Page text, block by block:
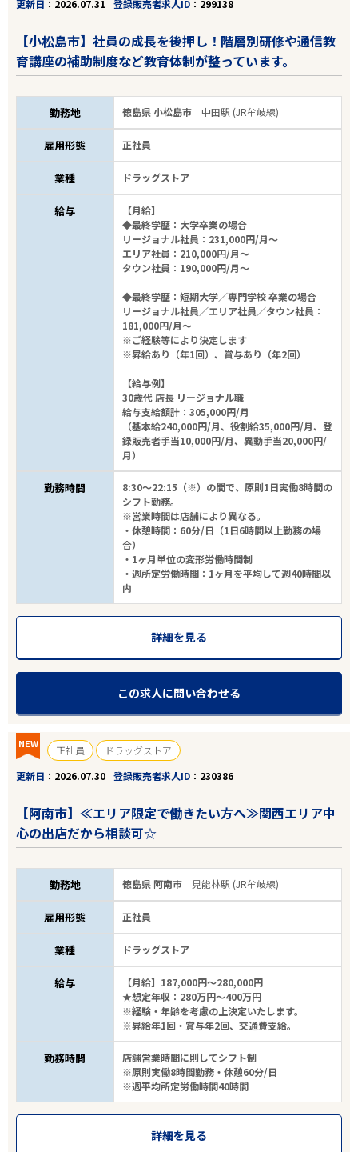
更新日 2026.07.31 登録販売者求人ID 299138
【小松島市】社員の成長を後押し！階層別研修や通信教
育講座の補助制度など教育体制が整っています。
勤務地 徳島県 小松島市 中田駅 (JR牟岐線)
雇用形態 正社員
業種 ドラッグストア
給与
【月給】
◆最終学歴：大学卒業の場合
リージョナル社員：231,000円/月～
エリア社員：210,000円/月～
タウン社員：190,000円/月～
◆最終学歴：短期大学／専門学校 卒業の場合
リージョナル社員／エリア社員／タウン社員：
181,000円/月～
※ご経験等により決定します
※昇給あり（年1回）、賞与あり（年2回）
【給与例】
30歳代 店長 リージョナル職
給与支給額計：305,000円/月
（基本給240,000円/月、役割給35,000円/月、登
録販売者手当10,000円/月、異動手当20,000円/
月）
勤務時間
8:30～22:15（※）の間で、原則1日実働8時間の
シフト勤務。
※営業時間は店舗により異なる。
・休憩時間：60分/日（1日6時間以上勤務の場
合）
・1ヶ月単位の変形労働時間制
・週所定労働時間：1ヶ月を平均して週40時間以
内
詳細を見る
この求人に問い合わせる
NEW 正社員
ドラッグストア
更新日
2026.07.30 登録販売者求人ID 230386
【阿南市】≪エリア限定で働きたい方へ≫関西エリア中
心の出店だから相談可☆
勤務地 徳島県 阿南市 見能林駅 (JR牟岐線)
雇用形態 正社員
業種 ドラッグストア
給与
【月給】187,000円～280,000円
★想定年収：280万円～400万円
※経験・年齢を考慮の上決定いたします。
※昇給年1回・賞与年2回、交通費支給。
勤務時間
店舗営業時間に則してシフト制
※原則実働8時間勤務・休憩60分/日
※週平均所定労働時間40時間
詳細を見る